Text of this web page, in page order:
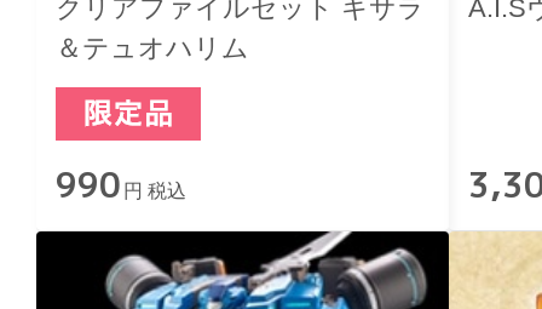
クリアファイルセット キサラ
＆テュオハリム
990 円 税込
A.I.S